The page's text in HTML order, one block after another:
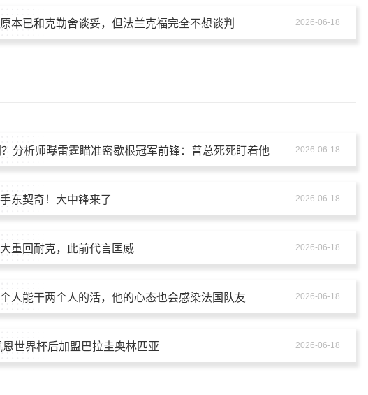
本已和克勒舍谈妥，但法兰克福完全不想谈判 2026-06-18
分析师曝雷霆瞄准密歇根冠军前锋：普总死死盯着他 2026-06-18
东契奇！大中锋来了 2026-06-18
重回耐克，此前代言匡威 2026-06-18
人能干两个人的活，他的心态也会感染法国队友 2026-06-18
世界杯后加盟巴拉圭奥林匹亚 2026-06-18